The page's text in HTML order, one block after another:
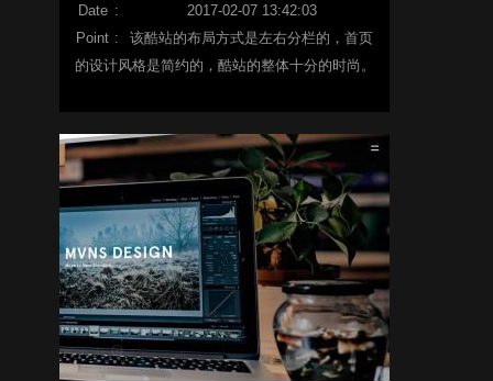
Date :
2017-02-07 13:42:03
Point :
该酷站的布局方式是左右分栏的，首页
的设计风格是简约的，酷站的整体十分的时尚。